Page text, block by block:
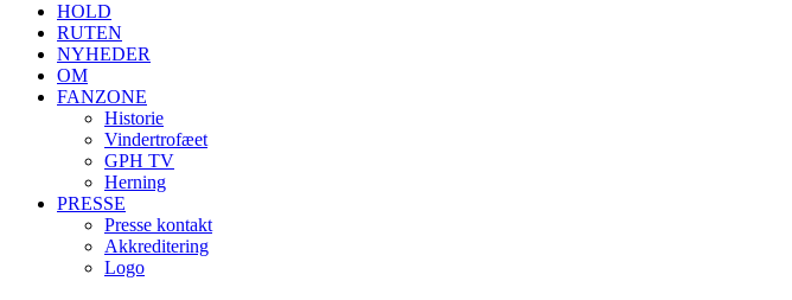
HOLD
RUTEN
NYHEDER
OM
FANZONE
Historie
Vindertrofæet
GPH TV
Herning
PRESSE
Presse kontakt
Akkreditering
Logo